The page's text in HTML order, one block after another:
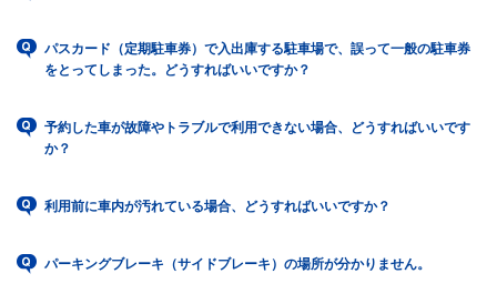
パスカード（定期駐車券）で入出庫する駐車場で、誤って一般の駐車券
をとってしまった。どうすればいいですか？
予約した車が故障やトラブルで利用できない場合、どうすればいいです
か？
利用前に車内が汚れている場合、どうすればいいですか？
パーキングブレーキ（サイドブレーキ）の場所が分かりません。